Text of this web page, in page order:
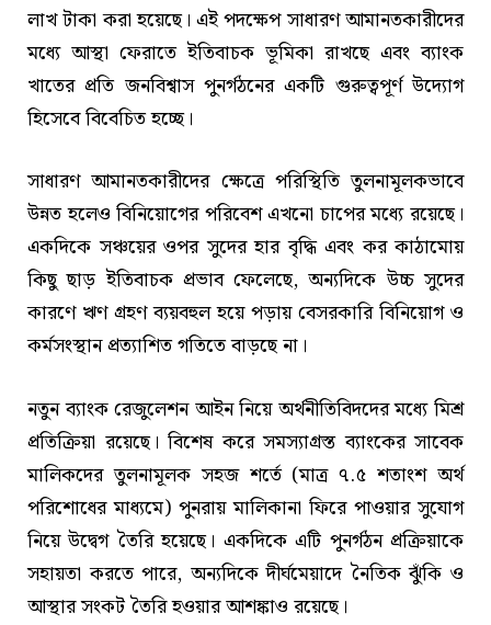
লাখ টাকা করা হয়েছে। এই পদক্ষেপ সাধারণ আমানতকারীদের
মধ্যে আস্থা ফেরাতে ইতিবাচক ভূমিকা রাখছে এবং ব্যাংক
খাতের প্রতি জনবিশ্বাস পুনর্গঠনের একটি গুরুত্বপূর্ণ উদ্যোগ
হিসেবে বিবেচিত হচ্ছে।
সাধারণ আমানতকারীদের ক্ষেত্রে পরিস্থিতি তুলনামূলকভাবে
উন্নত হলেও বিনিয়োগের পরিবেশ এখনো চাপের মধ্যে রয়েছে।
একদিকে সঞ্চয়ের ওপর সুদের হার বৃদ্ধি এবং কর কাঠামোয়
কিছু ছাড় ইতিবাচক প্রভাব ফেলেছে, অন্যদিকে উচ্চ সুদের
কারণে ঋণ গ্রহণ ব্যয়বহুল হয়ে পড়ায় বেসরকারি বিনিয়োগ ও
কর্মসংস্থান প্রত্যাশিত গতিতে বাড়ছে না।
নতুন ব্যাংক রেজুলেশন আইন নিয়ে অর্থনীতিবিদদের মধ্যে মিশ্র
প্রতিক্রিয়া রয়েছে। বিশেষ করে সমস্যাগ্রস্ত ব্যাংকের সাবেক
মালিকদের তুলনামূলক সহজ শর্তে (মাত্র ৭.৫ শতাংশ অর্থ
পরিশোধের মাধ্যমে) পুনরায় মালিকানা ফিরে পাওয়ার সুযোগ
নিয়ে উদ্বেগ তৈরি হয়েছে। একদিকে এটি পুনর্গঠন প্রক্রিয়াকে
সহায়তা করতে পারে, অন্যদিকে দীর্ঘমেয়াদে নৈতিক ঝুঁকি ও
আস্থার সংকট তৈরি হওয়ার আশঙ্কাও রয়েছে।